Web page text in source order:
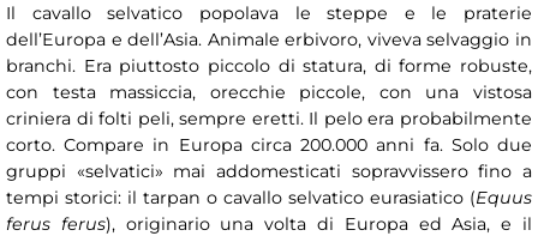
Il cavallo selvatico popolava le steppe e le praterie
dell’Europa e dell’Asia. Animale erbivoro, viveva selvaggio in
branchi. Era piuttosto piccolo di statura, di forme robuste,
con testa massiccia, orecchie piccole, con una vistosa
criniera di folti peli, sempre eretti. Il pelo era probabilmente
corto. Compare in Europa circa 200.000 anni fa. Solo due
gruppi «selvatici» mai addomesticati sopravvissero fino a
tempi storici: il tarpan o cavallo selvatico eurasiatico (Equus
ferus ferus), originario una volta di Europa ed Asia, e il